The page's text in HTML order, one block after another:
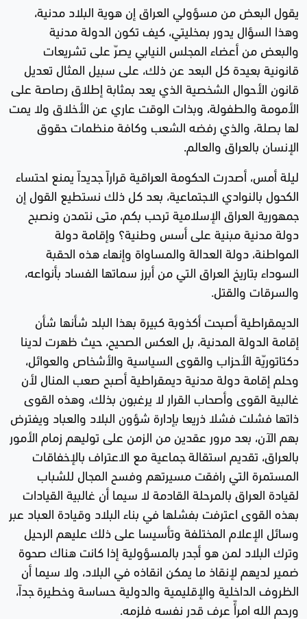
يقول البعض من مسؤولي العراق إن هوية البلاد مدنية،
وهذا السؤال يدور بمخليتي، كيف تكون الدولة مدنية
والبعض من أعضاء المجلس النيابي يصرّ على تشريعات
قانونية بعيدة كل البعد عن ذلك، على سبيل المثال تعديل
قانون الأحوال الشخصية الذي يعد بمثابة إطلاق رصاصة على
الأمومة والطفولة، وبذات الوقت عاري عن الأخلاق ولا يمت
لها بصلة، والذي رفضه الشعب وكافة منظمات حقوق
الإنسان بالعراق والعالم.
ليلة أمس، أصدرت الحكومة العراقية قراراً جديداً يمنع احتساء
الكحول بالنوادي الاجتماعية، بعد كل ذلك نستطيع القول إن
جمهورية العراق الإسلامية ترحب بكم، متى نتمدن ونصبح
دولة مدنية مبنية على أسس وطنية؟ وإقامة دولة
المواطنة، دولة العدالة والمساواة وإنهاء هذه الحقبة
السوداء بتاريخ العراق التي من أبرز سماتها الفساد بأنواعه،
والسرقات والقتل.
الديمقراطية أصبحت أكذوبة كبيرة بهذا البلد شأنها شأن
إقامة الدولة المدنية، بل العكس الصحيح، حيث ظهرت لدينا
دكتاتوريّة الأحزاب والقوى السياسية والأشخاص والعوائل،
وحلم إقامة دولة مدنية ديمقراطية أصبح صعب المنال لأن
غالبية القوى وأصحاب القرار لا يرغبون بذلك، وهذه القوى
ذاتها فشلت فشلا ذريعا بإدارة شؤون البلاد والعباد ويفترض
بهم الآن، بعد مرور عقدين من الزمن على توليهم زمام الأمور
بالعراق، تقديم استقالة جماعية مع الاعتراف بالإخفاقات
المستمرة التي رافقت مسيرتهم وفسح المجال للشباب
لقيادة العراق بالمرحلة القادمة لا سيما أن غالبية القيادات
بهذه القوى اعترفت بفشلها في بناء البلاد وقيادة العباد عبر
وسائل الإعلام المختلفة وتأسيسا على ذلك عليهم الرحيل
وترك البلاد لمن هو أجدر بالمسؤولية إذا كانت هناك صحوة
ضمير لديهم لإنقاذ ما يمكن انقاذه في البلاد، ولا سيما أن
الظروف الداخلية والإقليمية والدولية حساسة وخطيرة جداً،
ورحم الله امرأً عرف قدر نفسه فلزمه.